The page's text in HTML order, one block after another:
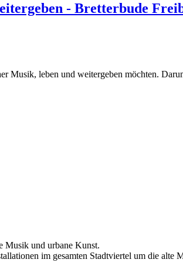
- Bretterbude
Musik, leben und weitergeben möchten.
Musik und urbane Kunst.
im gesamten Stadtviertel um die alte